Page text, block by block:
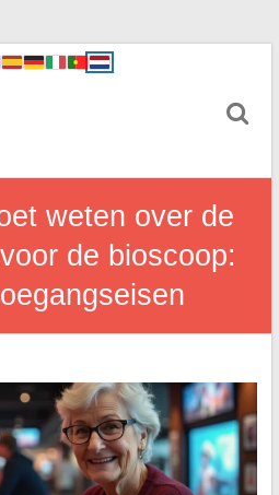
weten over de
de bioscoop: